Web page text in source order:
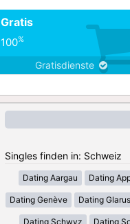
Gratis
100%
Gratisdienste
Singles finden in: Schweiz
Dating Aargau Dating
Dating Genève Dating Glarus
Dating Schwyz Dating